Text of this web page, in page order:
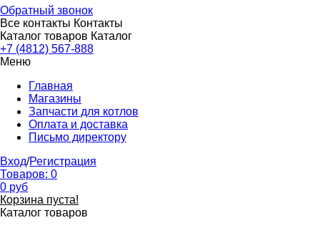
Обратный звонок
Все контакты Контакты
Каталог товаров Каталог
+7 (4812) 567-888
Меню
Главная
Магазины
Запчасти для котлов
Оплата и доставка
Письмо директору
Вход/Регистрация
Товаров: 0
0 руб
Корзина пуста!
Каталог товаров